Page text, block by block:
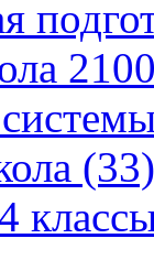
(33)